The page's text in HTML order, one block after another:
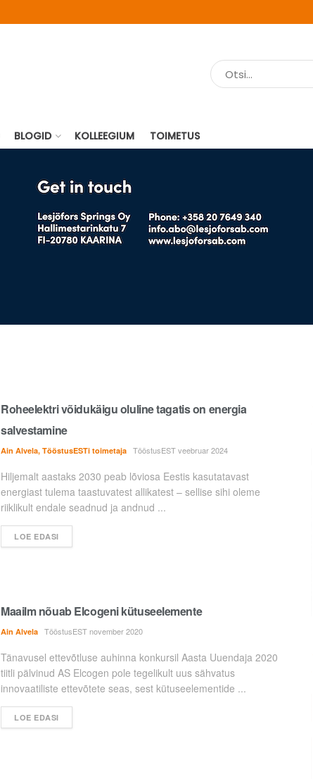
BLOGID KOLLEEGIUM TOIMETUS
Roheelektri võidukäigu oluline tagatis on energia
salvestamine
Ain Alvela, TööstusESTi toimetaja TööstusEST veebruar 2024
Hiljemalt aastaks 2030 peab lõviosa Eestis kasutatavast
energiast tulema taastuvatest allikatest – sellise sihi oleme
riiklikult endale seadnud ja andnud ...
LOE EDASI
Maailm nõuab Elcogeni kütuseelemente
Ain Alvela TööstusEST november 2020
Tänavusel ettevõtluse auhinna konkursil Aasta Uuendaja 2020
tiitli pälvinud AS Elcogen pole tegelikult uus sähvatus
innovaatiliste ettevõtete seas, sest kütuseelementide ...
LOE EDASI